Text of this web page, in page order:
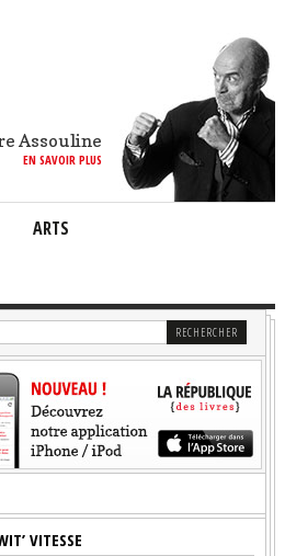
Assouline
EN SAVOIR PLUS
ARTS
VITESSE